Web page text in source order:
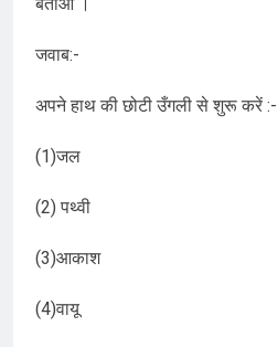
जवाब:-
अपने हाथ की छोटी उँगली से शुरू करें :-
(1)जल
(2) पथ्वी
(3)आकाश
(4)वायू